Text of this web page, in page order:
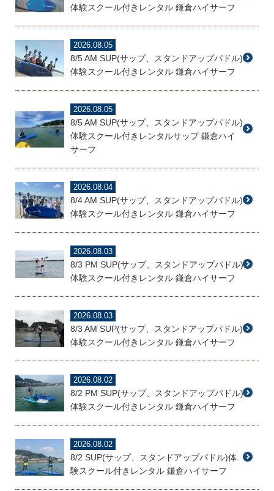
体験スクール付きレンタル 鎌倉ハイサーフ
2026.08.05
8/5 AM SUP(サップ、スタンドアップパドル)
体験スクール付きレンタル 鎌倉ハイサーフ
2026.08.05
8/5 AM SUP(サップ、スタンドアップパドル)
体験スクール付きレンタルサップ 鎌倉ハイ
サーフ
2026.08.04
8/4 AM SUP(サップ、スタンドアップパドル)
体験スクール付きレンタル 鎌倉ハイサーフ
2026.08.03
8/3 PM SUP(サップ、スタンドアップパドル)
体験スクール付きレンタル 鎌倉ハイサーフ
2026.08.03
8/3 AM SUP(サップ、スタンドアップパドル)
体験スクール付きレンタル 鎌倉ハイサーフ
2026.08.02
8/2 PM SUP(サップ、スタンドアップパドル)
体験スクール付きレンタル 鎌倉ハイサーフ
2026.08.02
8/2 SUP(サップ、スタンドアップパドル)体
験スクール付きレンタル 鎌倉ハイサーフ